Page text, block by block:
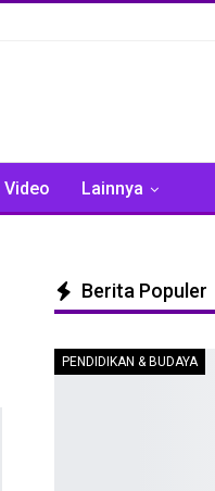
Video Lainnya
Berita Populer
PENDIDIKAN & BUDAYA